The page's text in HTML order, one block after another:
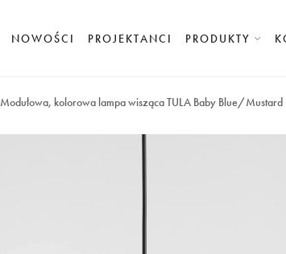
NOWOŚCI PROJEKTANCI PRODUKTY
Modułowa, kolorowa lampa wisząca TULA Baby Blue/